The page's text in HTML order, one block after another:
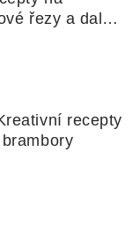
řezy a další
recepty